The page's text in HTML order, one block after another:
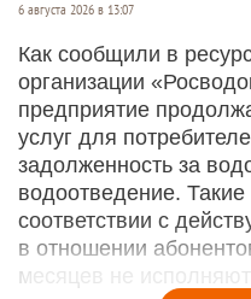
6 августа 2026 в 13:07
Как сообщили в
организации
предприятие
услуг для
задолженность за
водоотведение.
соответствии с
в отношении
месяцев не исполняют